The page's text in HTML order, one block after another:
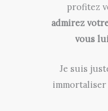
profitez
admirez
vous
Je suis
immortaliser